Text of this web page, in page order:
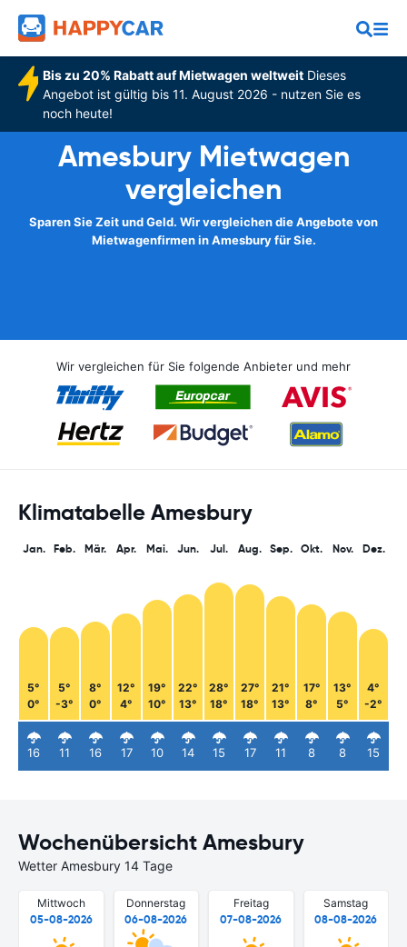
Bis zu 20% Rabatt auf Mietwagen weltweitDieses
Angebot ist gültig bis 11. August 2026 - nutzen Sie es
noch heute!
Amesbury Mietwagen
vergleichen
Sparen Sie Zeit und Geld. Wir vergleichen die Angebote von
Mietwagenfirmen in Amesbury für Sie.
Wir vergleichen für Sie folgende Anbieter und mehr
Klimatabelle Amesbury
Jan.
5°
0°
16
Feb.
5°
-3°
11
Mär.
8°
0°
16
Apr.
12°
4°
17
Mai.
19°
10°
10
Jun.
22°
13°
14
Jul.
28°
18°
15
Aug.
27°
18°
17
Sep.
21°
13°
11
Okt.
17°
8°
8
Nov.
13°
5°
8
Dez.
4°
-2°
15
Wochenübersicht Amesbury
Wetter Amesbury 14 Tage
Mittwoch
05-08-2026
Donnerstag
06-08-2026
Freitag
07-08-2026
Samstag
08-08-2026